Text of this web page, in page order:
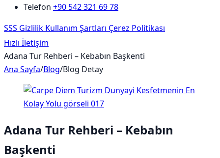
Telefon +90 542 321 69 78
SSS Gizlilik Kullanım Şartları Çerez Politikası
Hızlı İletişim
Adana Tur Rehberi – Kebabın Başkenti
Ana Sayfa/Blog/Blog Detay
Adana Tur Rehberi – Kebabın
Başkenti